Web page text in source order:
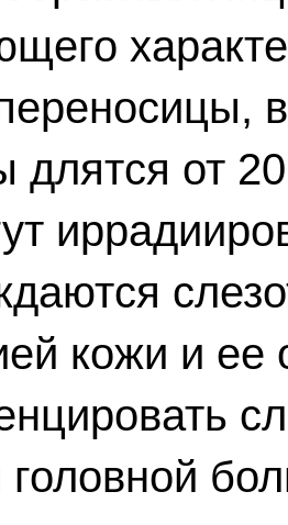
длятся от
кожи и ее
головной